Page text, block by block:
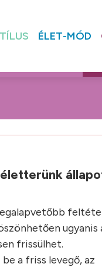
ÉLET-MÓD
ugyanis
frissülhet.
a friss levegő, az